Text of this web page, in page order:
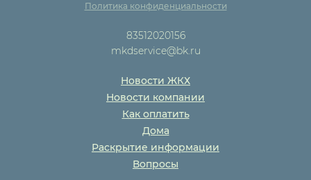
Политика конфиденциальности
83512020156
mkdservice@bk.ru
Новости ЖКХ
Новости компании
Как оплатить
Дома
Раскрытие информации
Вопросы